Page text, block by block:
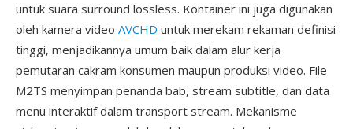
untuk suara surround lossless. Kontainer ini juga digunakan
oleh kamera video AVCHD untuk merekam rekaman definisi
tinggi, menjadikannya umum baik dalam alur kerja
pemutaran cakram konsumen maupun produksi video. File
M2TS menyimpan penanda bab, stream subtitle, dan data
menu interaktif dalam transport stream. Mekanisme